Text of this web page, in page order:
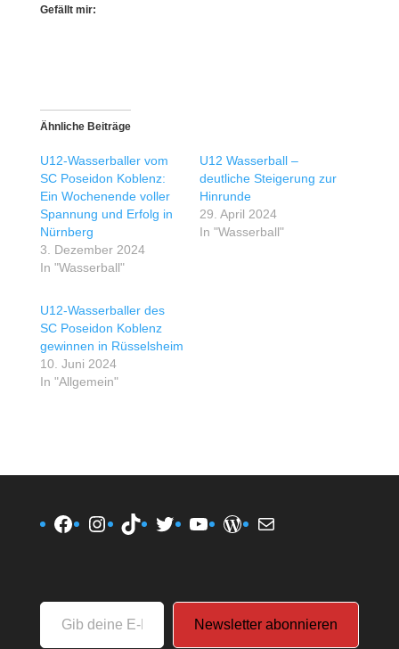
Gefällt mir:
Ähnliche Beiträge
U12-Wasserballer vom
SC Poseidon Koblenz:
Ein Wochenende voller
Spannung und Erfolg in
Nürnberg
3. Dezember 2024
In "Wasserball"
U12 Wasserball –
deutliche Steigerung zur
Hinrunde
29. April 2024
In "Wasserball"
U12-Wasserballer des
SC Poseidon Koblenz
gewinnen in Rüsselsheim
10. Juni 2024
In "Allgemein"
Facebook
Instagram
TikTokTwitterYouTube
WordPress
E-Mail
deine
Newsletter abonnieren